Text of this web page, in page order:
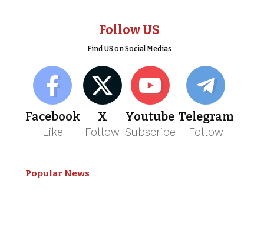
Follow US
Find US on Social Medias
Facebook
Like
X
Follow
Youtube
Subscribe
Telegram
Follow
Popular News